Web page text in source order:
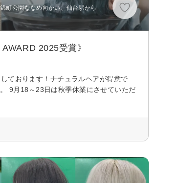
町公園ななめ向かい、仙台駅から
2025受賞》
ております！ナチュラルヘアが得意で
9月18～23日は秋季休業にさせていただ